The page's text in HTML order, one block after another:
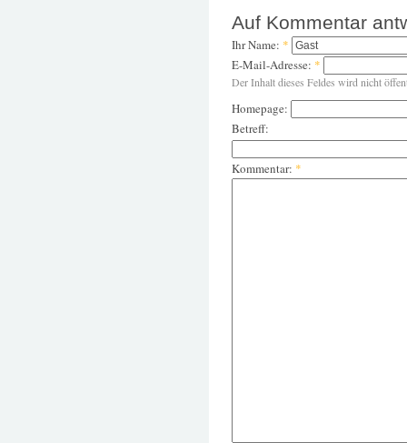
Auf Kommentar
Ihr Name: *
E-Mail-Adresse: *
Der Inhalt dieses Feldes wird nicht
Homepage:
Betreff:
Kommentar: *